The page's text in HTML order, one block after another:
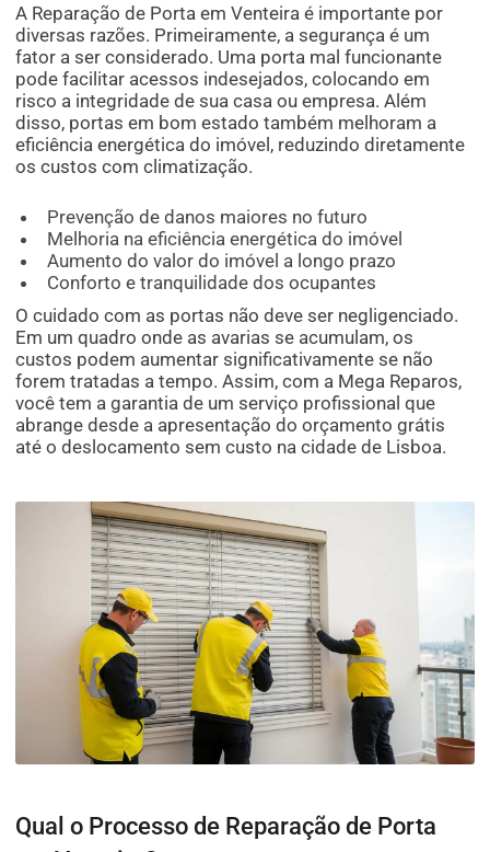
A Reparação de Porta em Venteira é importante por
diversas razões. Primeiramente, a segurança é um
fator a ser considerado. Uma porta mal funcionante
pode facilitar acessos indesejados, colocando em
risco a integridade de sua casa ou empresa. Além
disso, portas em bom estado também melhoram a
eficiência energética do imóvel, reduzindo diretamente
os custos com climatização.
Prevenção de danos maiores no futuro
Melhoria na eficiência energética do imóvel
Aumento do valor do imóvel a longo prazo
Conforto e tranquilidade dos ocupantes
O cuidado com as portas não deve ser negligenciado.
Em um quadro onde as avarias se acumulam, os
custos podem aumentar significativamente se não
forem tratadas a tempo. Assim, com a Mega Reparos,
você tem a garantia de um serviço profissional que
abrange desde a apresentação do orçamento grátis
até o deslocamento sem custo na cidade de Lisboa.
Qual o Processo de Reparação de Porta